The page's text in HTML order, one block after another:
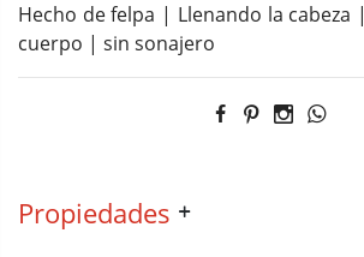
Hecho de felpa | Llenando la cabeza
cuerpo | sin sonajero
Propiedades